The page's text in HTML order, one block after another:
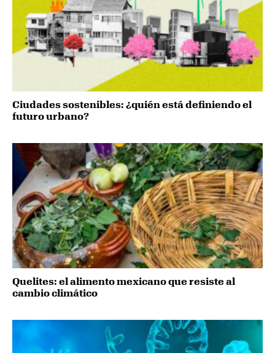
Ciudades sostenibles: ¿quién está definiendo el
futuro urbano?
Quelites: el alimento mexicano que resiste al
cambio climático